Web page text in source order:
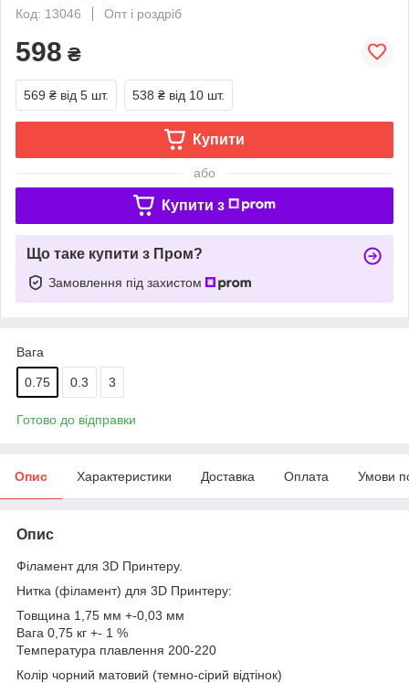
Код: 13046
Опт і роздріб
598 ₴
569 ₴ від 5 шт. 538 ₴ від 10 шт.
Купити
або
Купити з
Що таке купити з Пром?
Замовлення під захистом
Вага
0.75 0.3 3
Готово до відправки
Опис Характеристики Доставка Оплата Умови
Опис
Філамент для 3D Принтеру.
Нитка (філамент) для 3D Принтеру:
Товщина 1,75 мм +-0,03 мм
Вага 0,75 кг +- 1 %
Температура плавлення 200-220
Колір чорний матовий (темно-сірий відтінок)